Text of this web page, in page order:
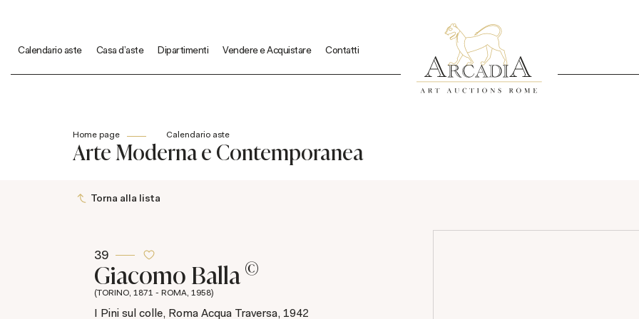
Calendario aste Casa d'aste Dipartimenti Vendere e Acquistare Contatti
Home page Calendario aste
Arte Moderna e Contemporanea
Torna alla lista
39
Giacomo Balla©
(TORINO, 1871 - ROMA, 1958)
I Pini sul colle, Roma Acqua Traversa, 1942